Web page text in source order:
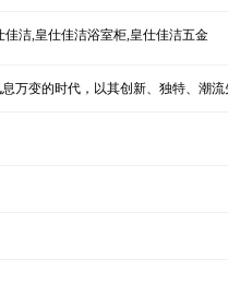
佳洁,皇仕佳洁浴室柜,皇仕佳洁五金
万变的时代，以其创新、独特、潮